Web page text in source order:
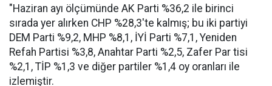
"Haziran ayı ölçümünde AK Parti %36,2 ile birinci
sırada yer alırken CHP %28,3'te kalmış; bu iki partiyi
DEM Parti %9,2, MHP %8,1, İYİ Parti %7,1, Yeniden
Refah Partisi %3,8, Anahtar Parti %2,5, Zafer Par tisi
%2,1, TİP %1,3 ve diğer partiler %1,4 oy oranları ile
izlemiştir.